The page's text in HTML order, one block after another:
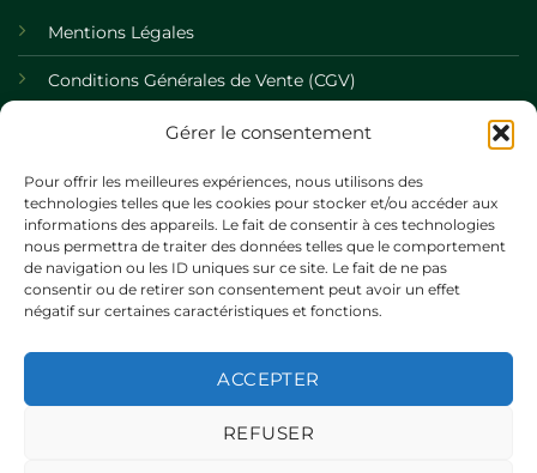
Gérer le consentement
Pour offrir les meilleures expériences, nous utilisons des
technologies telles que les cookies pour stocker et/ou accéder aux
informations des appareils. Le fait de consentir à ces technologies
nous permettra de traiter des données telles que le comportement
de navigation ou les ID uniques sur ce site. Le fait de ne pas
consentir ou de retirer son consentement peut avoir un effet
négatif sur certaines caractéristiques et fonctions.
ACCEPTER
REFUSER
Mentions Légales
Conditions Générales de Vente (CGV)
Politique de Confidentialité
Politique de Cookies